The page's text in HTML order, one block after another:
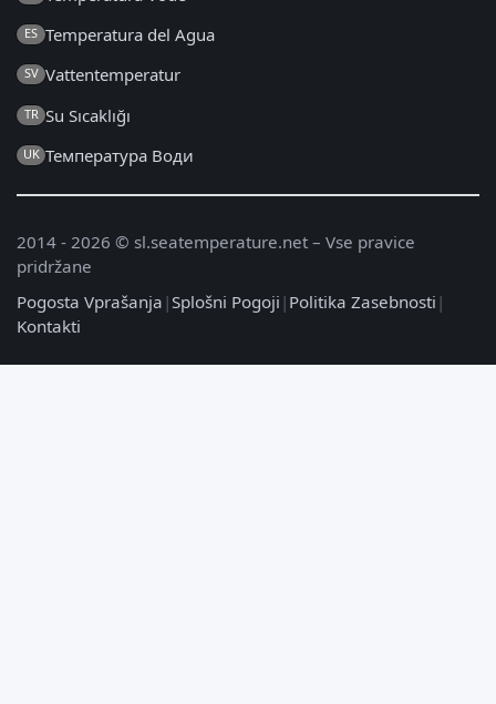
ES Temperatura del Agua
SV Vattentemperatur
TR Su Sıcaklığı
UK Температура Води
2014 - 2026 © sl.seatemperature.net – Vse pravice
pridržane
Pogosta Vprašanja | Splošni Pogoji | Politika Zasebnosti |
Kontakti